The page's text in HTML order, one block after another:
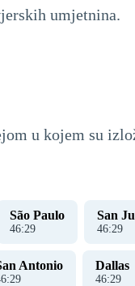
umjetnina.
u kojem su
São Paulo
46:29
San
46:29
Antonio
:29
Dallas
46:29